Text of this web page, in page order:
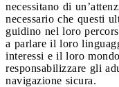
necessitano di
necessario che questi
guidino nel loro
a parlare il loro
interessi e il loro
responsabilizzare gli
navigazione sicura.